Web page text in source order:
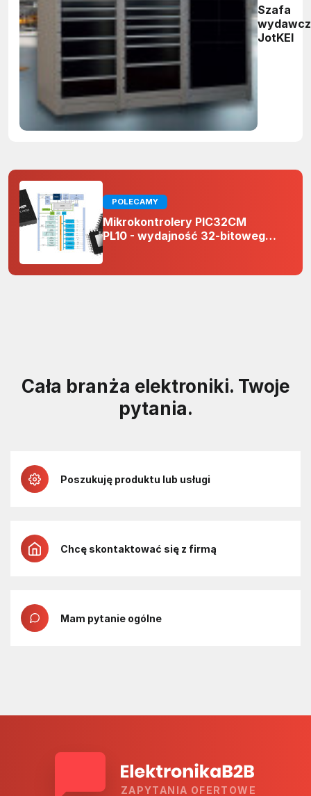
Szafa
JotKEl
POLECAMY
Mikrokontrolery PIC32CM
PL10 - wydajność 32-bitowego
projektach 5 V
Cała branża elektroniki. Twoje
pytania.
Poszukuję produktu lub usługi
Chcę skontaktować się z firmą
Mam pytanie ogólne
ZAPYTANIA OFERTOWE